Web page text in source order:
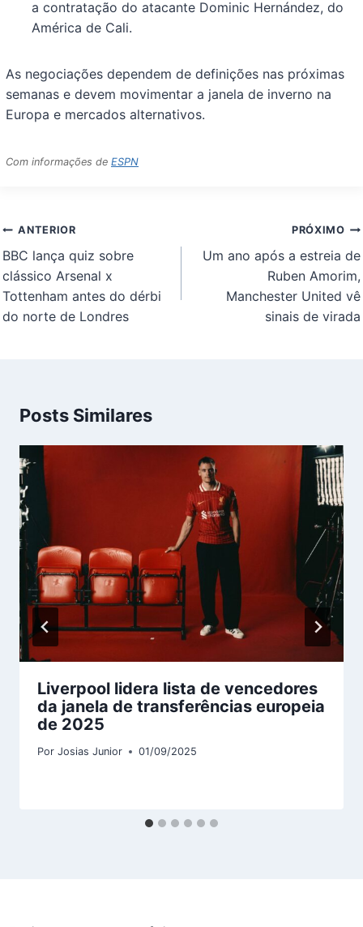
a contratação do atacante Dominic Hernández, do
América de Cali.
As negociações dependem de definições nas próximas
semanas e devem movimentar a janela de inverno na
Europa e mercados alternativos.
Com informações deESPN
Navegação
de
Post
ANTERIOR
BBC lança quiz sobre
clássico Arsenal x
Tottenham antes do dérbi
do norte de Londres
PRÓXIMO
Um ano após a estreia de
Ruben Amorim,
Manchester United vê
sinais de virada
Posts Similares
Liverpool lidera lista de vencedores
da janela de transferências europeia
de 2025
Por Josias Junior 01/09/2025